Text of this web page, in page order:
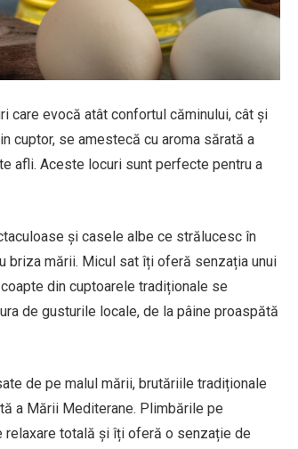
care evocă atât confortul căminului, cât și
cuptor, se amestecă cu aroma sărată a
afli. Aceste locuri sunt perfecte pentru a
și casele albe ce strălucesc în
briza mării. Micul sat îți oferă senzația unui
din cuptoarele tradiționale se
de gusturile locale, de la pâine proaspătă
de pe malul mării, brutăriile tradiționale
a Mării Mediterane. Plimbările pe
totală și îți oferă o senzație de